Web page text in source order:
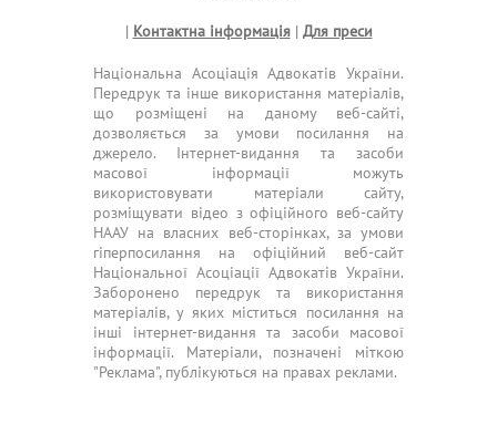
| Контактна інформація| Для преси
Національна Асоціація Адвокатів України.
Передрук та інше використання матеріалів,
що розміщені на даному веб-сайті,
дозволяється за умови посилання на
джерело. Інтернет-видання та засоби
масової інформації можуть
використовувати матеріали сайту,
розміщувати відео з офіційного веб-сайту
НААУ на власних веб-сторінках, за умови
гіперпосилання на офіційний веб-сайт
Національної Асоціації Адвокатів України.
Заборонено передрук та використання
матеріалів, у яких міститься посилання на
інші інтернет-видання та засоби масової
інформації. Матеріали, позначені міткою
"Реклама", публікуються на правах реклами.